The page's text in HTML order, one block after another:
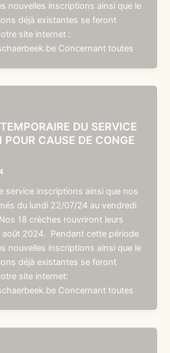
nouvelles inscriptions ainsi que le
déjà existantes se feront
site internet :
Concernant toutes
DU SERVICE
POUR CAUSE DE CONGE
service inscriptions ainsi que nos
du lundi 22/07/24 au vendredi
18 crèches rouvriront leurs
août 2024. Pendant cette période
nouvelles inscriptions ainsi que le
déjà existantes se feront
site internet:
Concernant toutes